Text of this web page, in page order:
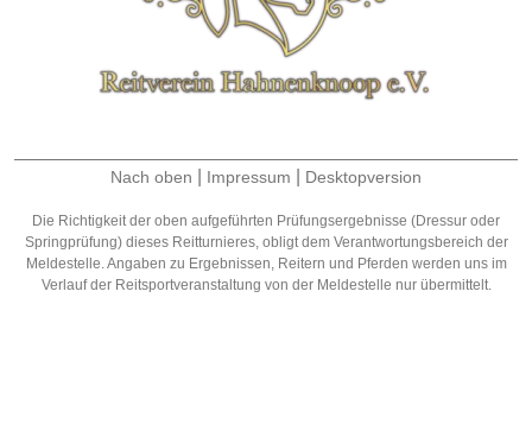
Nach oben Impressum Desktopversion
Die Richtigkeit der oben aufgeführten Prüfungsergebnisse (Dressur oder
Springprüfung) dieses Reitturnieres, obligt dem Verantwortungsbereich der
Meldestelle. Angaben zu Ergebnissen, Reitern und Pferden werden uns im
Verlauf der Reitsportveranstaltung von der Meldestelle nur übermittelt.